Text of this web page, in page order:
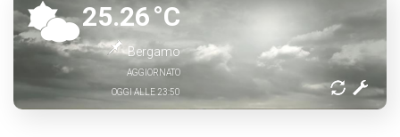
25.26°C
Bergamo
AGGIORNATO
OGGI ALLE 23:50